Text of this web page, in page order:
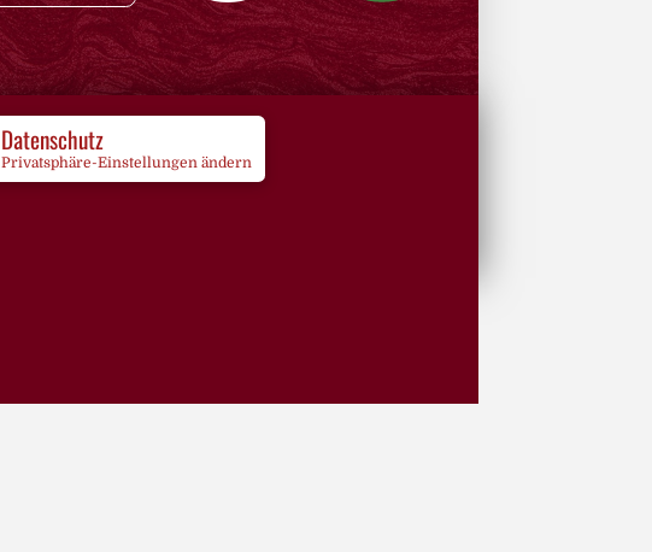
Datenschutz
Privatsphäre-Einstellungen ändern